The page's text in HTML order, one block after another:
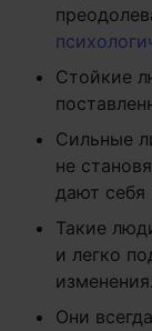
Стойкие
Сильные
не
дают себя
Такие
и легко
изменения.
Они